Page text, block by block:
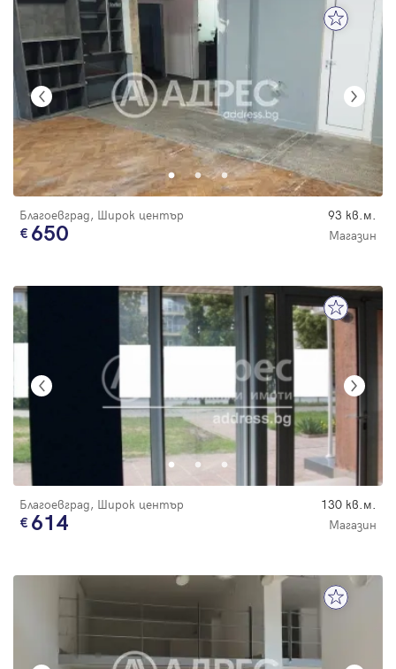
Благоевград, Широк център 93 кв.м.
650 Магазин
Благоевград, Широк център 130 кв.м.
614 Магазин